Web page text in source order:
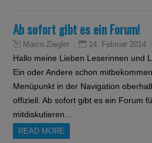
Ab sofort gibt es ein Forum!
Marco Ziegler 14. Februar 2014
Hallo meine Lieben Leserinnen und
Ein oder Andere schon
Menüpunkt in der Navigation
offiziell. Ab sofort gibt es ein Forum
mitdiskutieren…
READ MORE